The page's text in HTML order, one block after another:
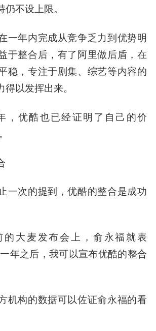
不设上限。
年内完成从竞争乏力到优势明
于整合后，有了阿里做后盾，在
稳，专注于剧集、综艺等内容的
以发挥出来。
优酷也已经证明了自己的价
次的提到，优酷的整合是成功
大麦发布会上，俞永福就表
年之后，我可以宣布优酷的整合
构的数据可以佐证俞永福的看